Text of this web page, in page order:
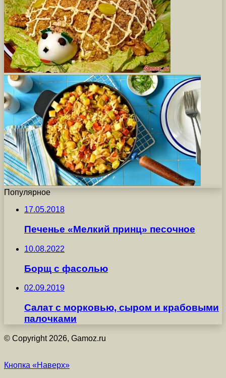
Популярное
17.05.2018
Печенье «Мелкий принц» песочное
10.08.2022
Борщ с фасолью
02.09.2019
Салат с морковью, сыром и крабовыми
палочками
© Copyright 2026, Gamoz.ru
Кнопка «Наверх»